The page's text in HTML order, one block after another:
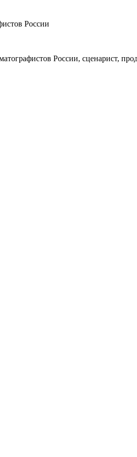
России
России, сценарист,